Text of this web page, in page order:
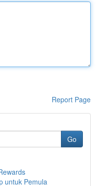
Report Page
Go
untuk Pemula